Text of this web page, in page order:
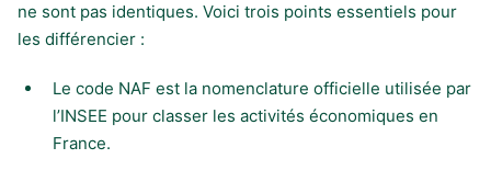
ne sont pas identiques. Voici trois points essentiels pour
les différencier :
Le code NAF est la nomenclature officielle utilisée par
l’INSEE pour classer les activités économiques en
France.